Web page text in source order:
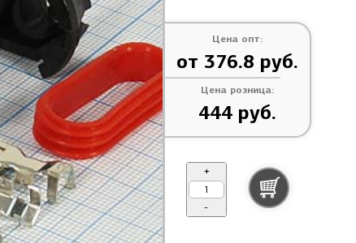
Цена опт:
от 376.8 руб.
Цена розница:
444 руб.
+
-